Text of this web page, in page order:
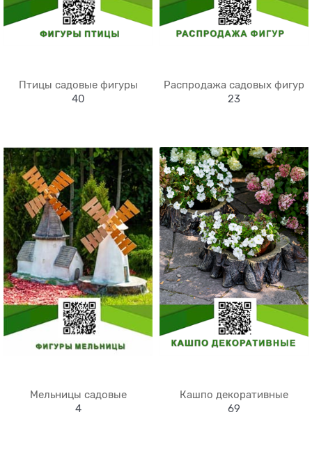
Птицы садовые фигуры
40
Распродажа садовых фигур
23
Мельницы садовые
4
Кашпо декоративные
69